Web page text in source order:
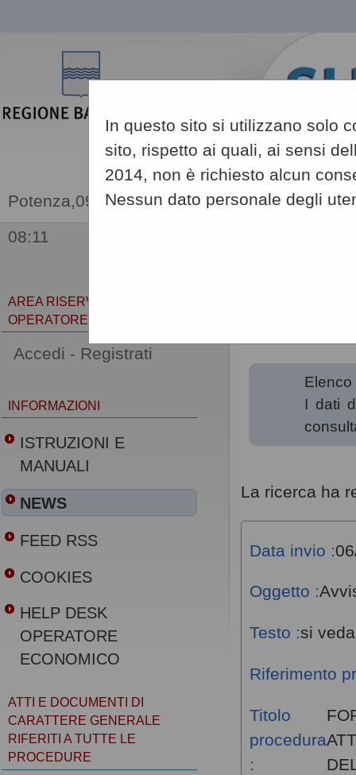
09/08/2026
08:11
In questo sito si utilizzano solo
sito, rispetto ai quali, ai sensi
2014, non è richiesto alcun
Nessun dato personale degli
Elenco
I dati
La ricerca ha
Data invio :
Oggetto :
Testo :si
Riferimento
Titolo
procedura
:
AREA RISERVATA
OPERATORE ECONOMICO
Accedi - Registrati
INFORMAZIONI
ISTRUZIONI E
MANUALI
NEWS
FEED RSS
COOKIES
HELP DESK
OPERATORE
ECONOMICO
ATTI E DOCUMENTI DI
CARATTERE GENERALE
RIFERITI A TUTTE LE
PROCEDURE